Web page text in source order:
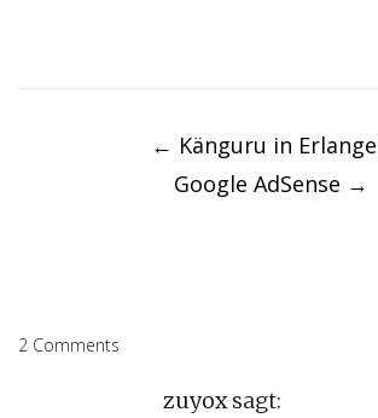
navigation
← Känguru in
Google AdSense →
2 Comments
zuyox sagt: